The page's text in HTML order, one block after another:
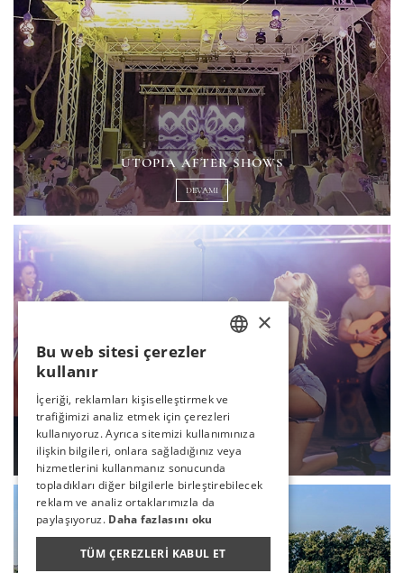
UTOPIA AFTER SHOWS
DEVAMI
LIVE MUSIC
DEVAMI RUSSIAN
×
Bu web sitesi çerezler
kullanır
İçeriği, reklamları kişiselleştirmek ve
trafiğimizi analiz etmek için çerezleri
kullanıyoruz. Ayrıca sitemizi kullanımınıza
ilişkin bilgileri, onlara sağladığınız veya
hizmetlerini kullanmanız sonucunda
topladıkları diğer bilgilerle birleştirebilecek
reklam ve analiz ortaklarımızla da
paylaşıyoruz. Daha fazlasını oku
TÜM ÇEREZLERI KABUL ET